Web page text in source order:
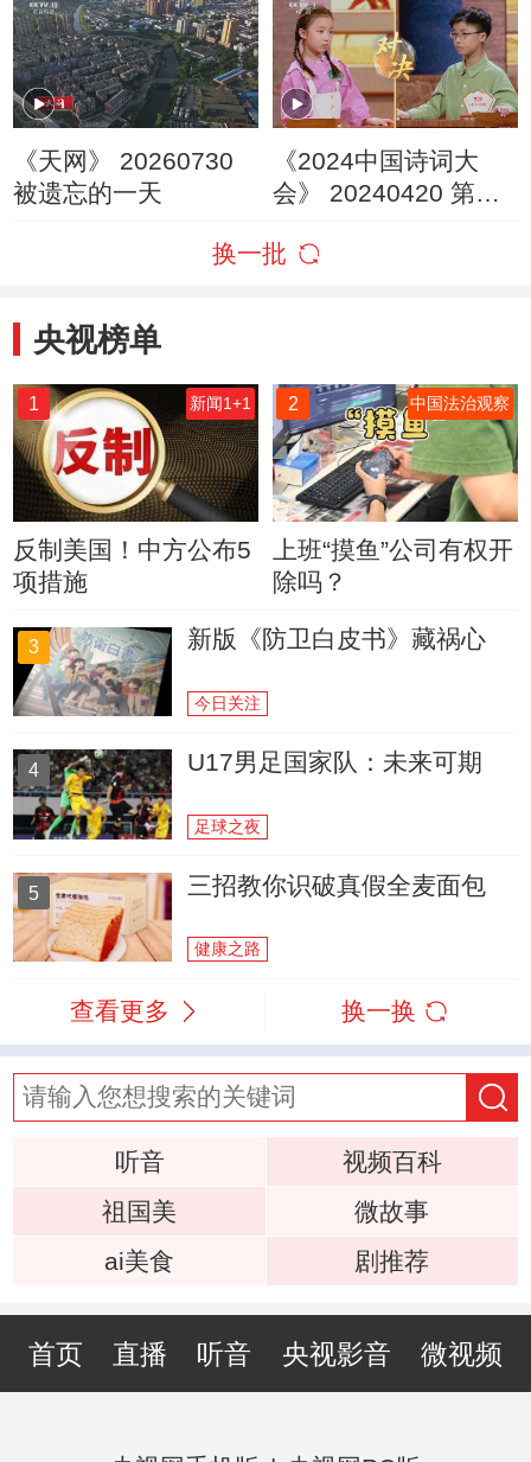
《天网》 20260730
被遗忘的一天
《2024中国诗词大
会》 20240420 第七
换一批
央视榜单
1 新闻1+1
反制美国！中方公布5
项措施
2 中国法治观察
上班“摸鱼”公司有权开
除吗？
3 新版《防卫白皮书》藏祸心
今日关注
4 U17男足国家队：未来可期
足球之夜
5 三招教你识破真假全麦面包
健康之路
查看更多 换一换
听音
视频百科
祖国美
微故事
ai美食
剧推荐
首页 直播 听音 央视影音 微视频